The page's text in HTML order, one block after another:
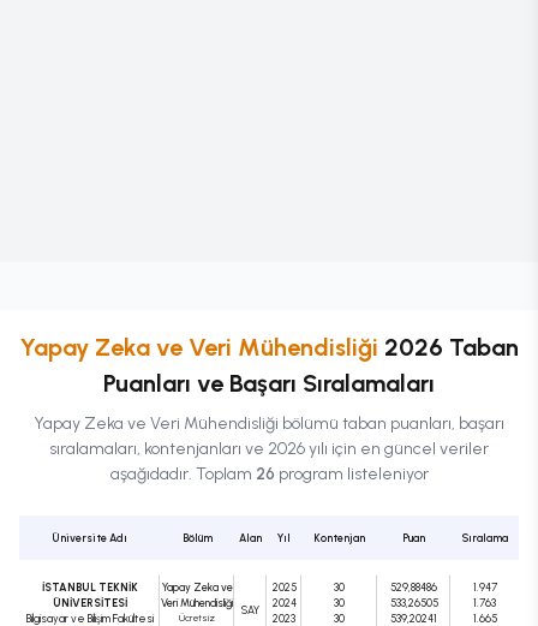
Yapay Zeka ve Veri Mühendisliği 2026 Taban
Puanları ve Başarı Sıralamaları
Yapay Zeka ve Veri Mühendisliği bölümü taban puanları, başarı
sıralamaları, kontenjanları ve 2026 yılı için en güncel veriler
aşağıdadır. Toplam 26 program listeleniyor
Üniversite Adı Bölüm Alan Yıl Kontenjan Puan Sıralama
İSTANBUL TEKNİK
ÜNİVERSİTESİ
Bilgisayar ve Bilişim Fakültesi
Yapay Zeka ve
Veri Mühendisliği
Ücretsiz
SAY
2025
2024
2023
30
30
30
529,88486
533,26505
539,20241
1.947
1.763
1.665